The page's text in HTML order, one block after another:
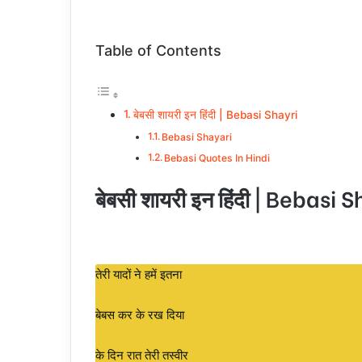
Table of Contents
बेबसी शायरी इन हिंदी | Bebasi Shayri
Bebasi Shayari
Bebasi Quotes In Hindi
बेबसी शायरी इन हिंदी | Bebasi
तेरी यादों ने हमें इतना
बेबस कर के रख दिया
के दिन रात तेरी तस्वीर